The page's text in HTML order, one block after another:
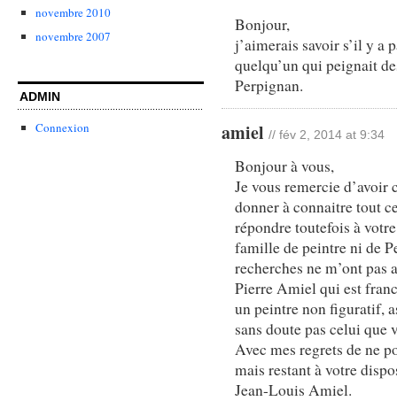
novembre 2010
novembre 2007
ADMIN
Connexion
Bonjour,
j’aimerais savoir s’il y a
quelqu’un qui peignait
Perpignan.
amiel // fév 2, 2014 at 9:34
Bonjour à vous,
Je vous remercie d’avoir
donner à connaitre tout
répondre toutefois à
famille de peintre ni de
recherches ne m’ont pas
Pierre Amiel qui est
un peintre non figuratif,
sans doute pas celui que
Avec mes regrets de ne
mais restant à votre
Jean-Louis Amiel.